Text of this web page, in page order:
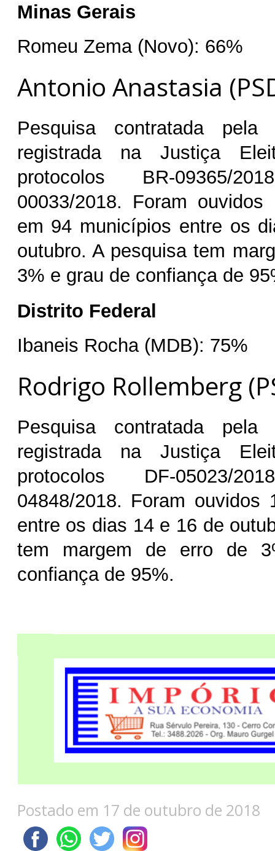
Minas Gerais
Romeu Zema (Novo): 66%
Antonio Anastasia
Pesquisa contratada
registrada na Justiça
protocolos BR‐09365/
00033/2018. Foram ouvidos
em 94 municípios entre os
outubro. A pesquisa tem
3% e grau de confiança de
Distrito Federal
Ibaneis Rocha (MDB): 75%
Rodrigo Rollemberg
Pesquisa contratada
registrada na Justiça
protocolos DF-05023/
04848/2018. Foram ouvidos
entre os dias 14 e 16 de
tem margem de erro de
confiança de 95%.
Postado em 17 de outubro de 2018